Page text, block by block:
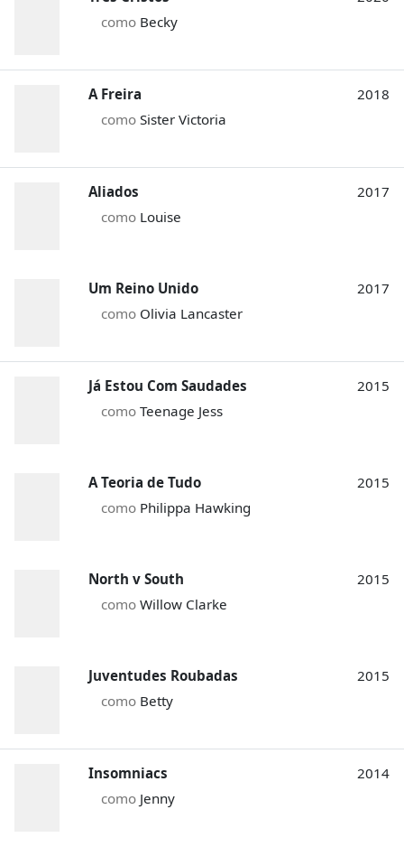
como Becky
A Freira
como Sister Victoria
2018
Aliados
como Louise
2017
Um Reino Unido
como Olivia Lancaster
2017
Já Estou Com Saudades
como Teenage Jess
2015
A Teoria de Tudo
como Philippa Hawking
2015
North v South
como Willow Clarke
2015
Juventudes Roubadas
como Betty
2015
Insomniacs
como Jenny
2014